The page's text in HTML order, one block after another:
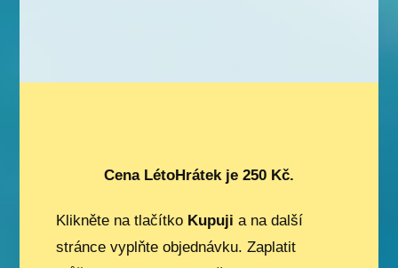
Cena LétoHrátek je 250 Kč.
Klikněte na tlačítko Kupuji a na další
stránce vyplňte objednávku. Zaplatit